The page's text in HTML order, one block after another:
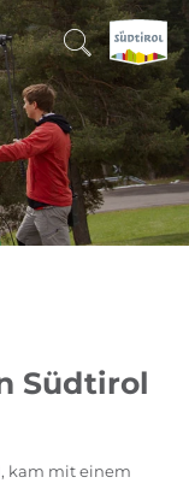
Südtirol
kam mit einem